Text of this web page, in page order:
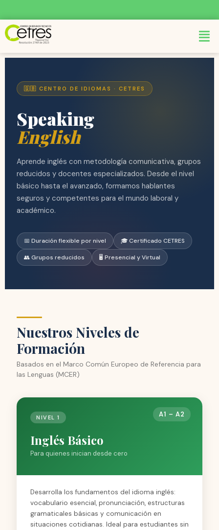
🇬🇧 CENTRO DE IDIOMAS · CETRES
Speaking
English
Aprende inglés con metodología comunicativa, grupos
reducidos y docentes especializados. Desde el nivel
básico hasta el avanzado, formamos hablantes
seguros y competentes para el mundo laboral y
académico.
📅 Duración flexible por nivel 🎓 Certificado CETRES
👥 Grupos reducidos 🖥️ Presencial y Virtual
Nuestros Niveles de
Formación
Basados en el Marco Común Europeo de Referencia para
las Lenguas (MCER)
NIVEL 1 A1 – A2
Inglés Básico
Para quienes inician desde cero
Desarrolla los fundamentos del idioma inglés:
vocabulario esencial, pronunciación, estructuras
gramaticales básicas y comunicación en
situaciones cotidianas. Ideal para estudiantes sin